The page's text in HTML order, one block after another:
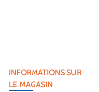
INFORMATIONS SUR
LE MAGASIN